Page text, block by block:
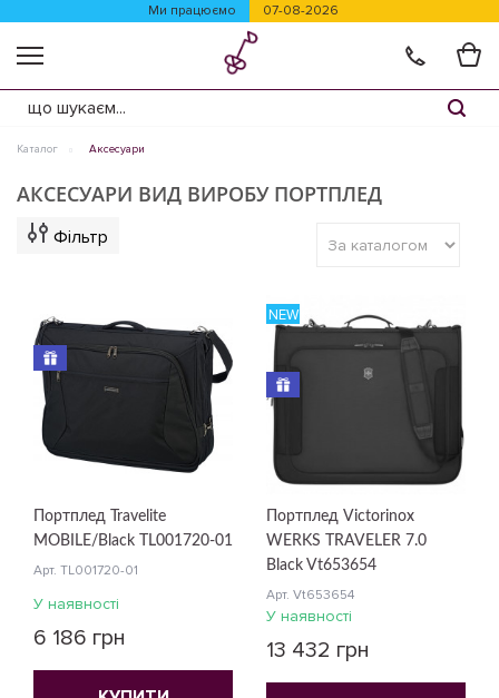
Ми працюємо 07-08-2026
Каталог Аксесуари
АКСЕСУАРИ ВИД ВИРОБУ ПОРТПЛЕД
Фільтр
Портплед Travelite
MOBILE/Black TL001720-01
Арт. TL001720-01
У наявності
6 186 грн
Портплед Victorinox
WERKS TRAVELER 7.0
Black Vt653654
Арт. Vt653654
NEW
У наявності
13 432 грн